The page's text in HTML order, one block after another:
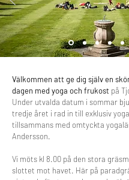
Välkommen att ge dig själv en
dagen med yoga och frukost på
Under utvalda datum i sommar
tredje året i rad in till exklusiv
tillsammans med omtyckta
Andersson.
Vi möts kl 8.00 på den stora
slottet mot havet. Här på